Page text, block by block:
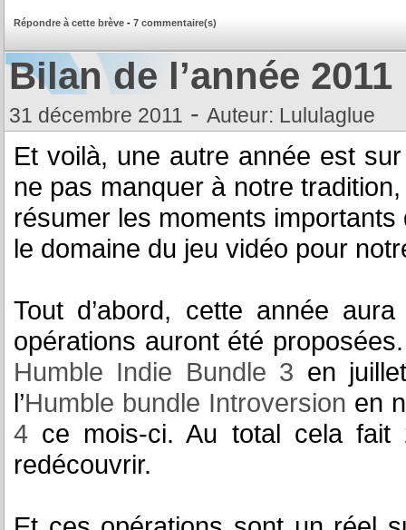
Répondre à cette brève - 7 commentaire(s)
Bilan de l’année 2011
31 décembre 2011 - Auteur: Lululaglue
Et voilà, une autre année est
ne pas manquer à notre
résumer les moments
le domaine du jeu vidéo pour
Tout d’abord, cette année
opérations auront été
Humble Indie Bundle 3 en
l’Humble bundle Introversion en
4 ce mois-ci. Au total cela
redécouvrir.